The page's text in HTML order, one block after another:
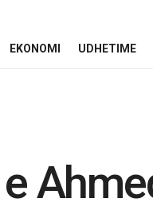
EKONOMI UDHETIME